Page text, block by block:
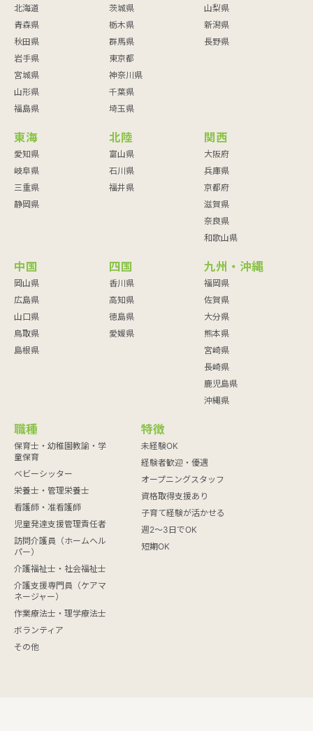
北海道
青森県
秋田県
岩手県
宮城県
山形県
福島県
茨城県
栃木県
群馬県
東京都
神奈川県
千葉県
埼玉県
山梨県
新潟県
長野県
東海
愛知県
岐阜県
三重県
静岡県
北陸
富山県
石川県
福井県
関西
大阪府
兵庫県
京都府
滋賀県
奈良県
和歌山県
中国
岡山県
広島県
山口県
鳥取県
島根県
四国
香川県
高知県
徳島県
愛媛県
九州・沖縄
福岡県
佐賀県
大分県
熊本県
宮崎県
長崎県
鹿児島県
沖縄県
職種
保育士・幼稚園教諭・学
童保育
ベビーシッター
栄養士・管理栄養士
看護師・准看護師
児童発達支援管理責任者
訪問介護員（ホームヘル
パー）
介護福祉士・社会福祉士
介護支援専門員（ケアマ
ネージャー）
作業療法士・理学療法士
ボランティア
その他
特徴
未経験OK
経験者歓迎・優遇
オープニングスタッフ
資格取得支援あり
子育て経験が活かせる
週2～3日でOK
短期OK